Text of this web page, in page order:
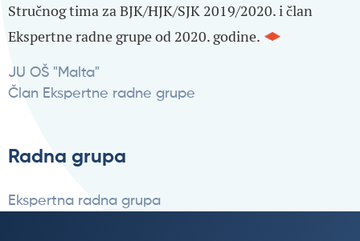
Stručnog tima za BJK/HJK/SJK 2019/2020. i član
Ekspertne radne grupe od 2020. godine.
JU OŠ "Malta"
Član Ekspertne radne grupe
Radna grupa
Ekspertna radna grupa